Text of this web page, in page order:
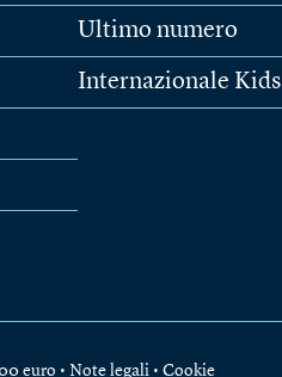
Ultimo numero
Internazionale Kids
euro • Note legali • Cookie